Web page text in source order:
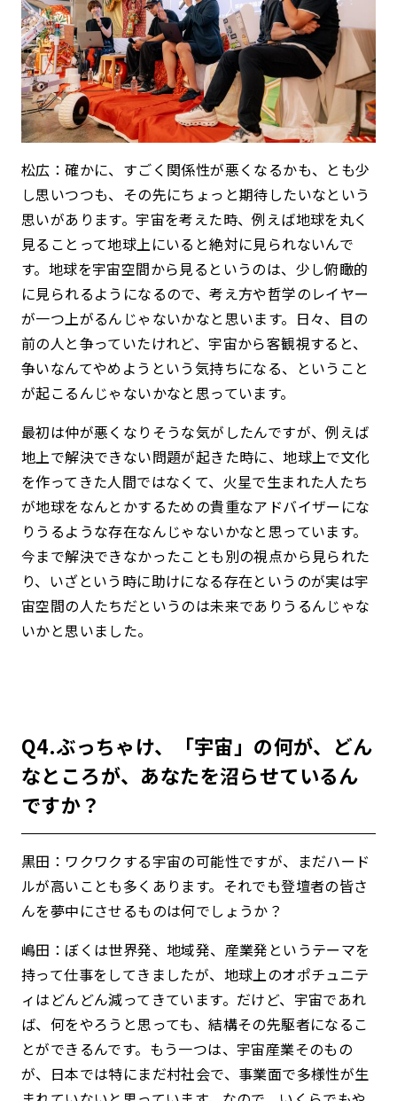
松広：確かに、すごく関係性が悪くなるかも、とも少
し思いつつも、その先にちょっと期待したいなという
思いがあります。宇宙を考えた時、例えば地球を丸く
見ることって地球上にいると絶対に見られないんで
す。地球を宇宙空間から見るというのは、少し俯瞰的
に見られるようになるので、考え方や哲学のレイヤー
が一つ上がるんじゃないかなと思います。日々、目の
前の人と争っていたけれど、宇宙から客観視すると、
争いなんてやめようという気持ちになる、ということ
が起こるんじゃないかなと思っています。
最初は仲が悪くなりそうな気がしたんですが、例えば
地上で解決できない問題が起きた時に、地球上で文化
を作ってきた人間ではなくて、火星で生まれた人たち
が地球をなんとかするための貴重なアドバイザーにな
りうるような存在なんじゃないかなと思っています。
今まで解決できなかったことも別の視点から見られた
り、いざという時に助けになる存在というのが実は宇
宙空間の人たちだというのは未来でありうるんじゃな
いかと思いました。
Q4.ぶっちゃけ、「宇宙」の何が、どん
なところが、あなたを沼らせているん
ですか？
黒田：ワクワクする宇宙の可能性ですが、まだハード
ルが高いことも多くあります。それでも登壇者の皆さ
んを夢中にさせるものは何でしょうか？
嶋田：ぼくは世界発、地域発、産業発というテーマを
持って仕事をしてきましたが、地球上のオポチュニテ
ィはどんどん減ってきています。だけど、宇宙であれ
ば、何をやろうと思っても、結構その先駆者になるこ
とができるんです。もう一つは、宇宙産業そのもの
が、日本では特にまだ村社会で、事業面で多様性が生